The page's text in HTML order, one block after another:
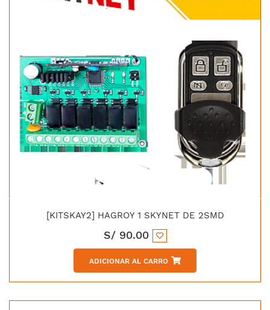
[KITSKAY2] HAGROY 1 SKYNET DE 2SMD
S/ 90.00
ADICIONAR AL CARRO